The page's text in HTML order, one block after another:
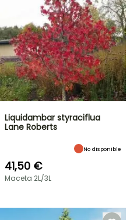
Liquidambar styraciflua
Lane Roberts
No disponible
41,50 €
Maceta 2L/3L